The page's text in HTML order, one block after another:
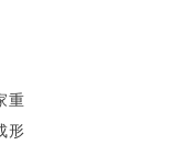
重
形